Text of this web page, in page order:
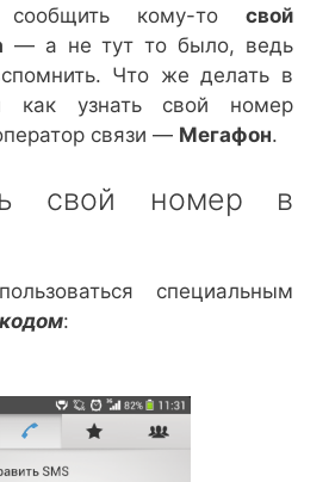
сообщить кому-то свой
— а не тут то было, ведь
Что же делать в
как узнать свой номер
связи — Мегафон.
свой номер в
специальным
: